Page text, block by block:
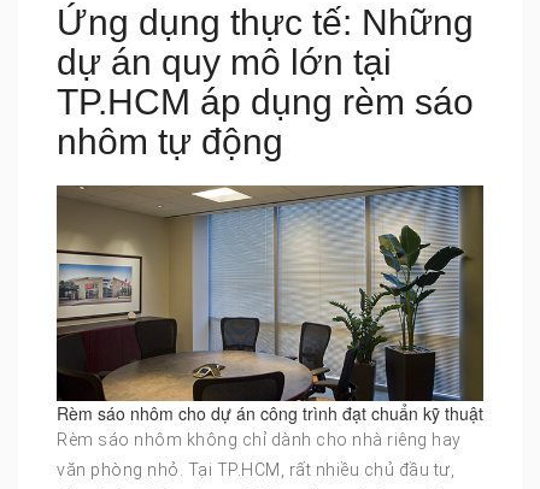
Ứng dụng thực tế: Những
dự án quy mô lớn tại
TP.HCM áp dụng rèm sáo
nhôm tự động
Rèm sáo nhôm cho dự án công trình đạt chuẩn kỹ thuật
Rèm sáo nhôm không chỉ dành cho nhà riêng hay
văn phòng nhỏ. Tại TP.HCM, rất nhiều chủ đầu tư,